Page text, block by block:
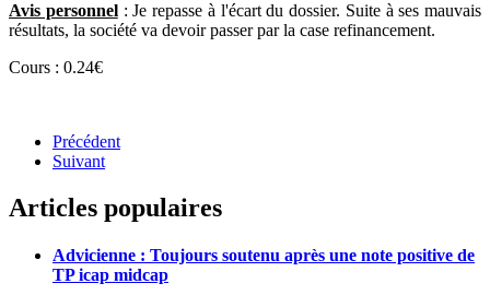
Avis personnel: Je repasse à l'écart du dossier. Suite à ses mauvais
résultats, la société va devoir passer par la case refinancement.
Cours : 0.24€
Précédent
Suivant
Articles populaires
Advicienne : Toujours soutenu après une note positive de
TP icap midcap